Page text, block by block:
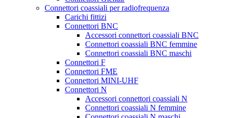
Connettori coassiali per radiofrequenza
Carichi fittizi
Connettori BNC
Accessori connettori coassiali BNC
Connettori coassiali BNC femmine
Connettori coassiali BNC maschi
Connettori F
Connettori FME
Connettori MINI-UHF
Connettori N
Accessori connettori coassiali N
Connettori coassiali N femmine